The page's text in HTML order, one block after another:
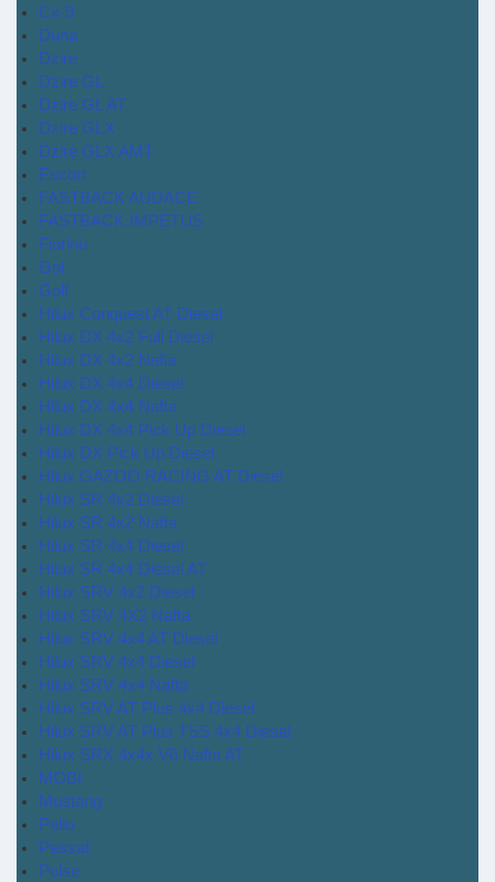
Cx-9
Duna
Dzire
Dzire GL
Dzire GL AT
Dzire GLX
Dzire GLX AMT
Escort
FASTBACK AUDACE
FASTBACK IMPETUS
Fiorino
Gol
Golf
Hilux Conquest AT Diesel
Hilux DX 4x2 Full Diesel
Hilux DX 4x2 Nafta
Hilux DX 4x4 Diesel
Hilux DX 4x4 Nafta
Hilux DX 4x4 Pick Up Diesel
Hilux DX Pick Up Diesel
Hilux GAZOO RACING AT Diesel
Hilux SR 4x2 Diesel
Hilux SR 4x2 Nafta
Hilux SR 4x4 Diesel
Hilux SR 4x4 Diesel AT
Hilux SRV 4x2 Diesel
Hilux SRV 4X2 Nafta
Hilux SRV 4x4 AT Diesel
Hilux SRV 4x4 Diesel
Hilux SRV 4x4 Nafta
Hilux SRV AT Plus 4x4 Diesel
Hilux SRV AT Plus TSS 4x4 Diesel
Hilux SRX 4x4x V6 Nafta AT
MOBI
Mustang
Palio
Passat
Pulse